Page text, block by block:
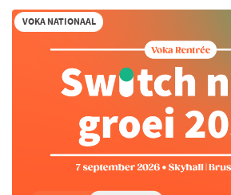
VOKA NATIONAAL